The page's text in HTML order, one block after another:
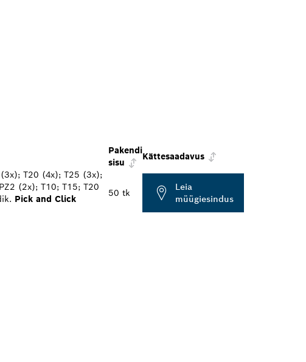
Pakendi
sisu
Kättesaadavus
T20 (4x); T25 (3x);
(2x); T10; T15; T20
Pick and Click
50 tk
Leia
müügiesindus